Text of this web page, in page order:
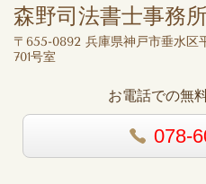
森野司法書士事務所
〒655-0892 兵庫県神戸市垂水区
701号室
お電話での無
078-